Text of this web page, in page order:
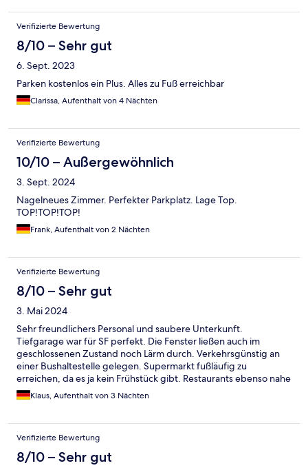
Verifizierte Bewertung
8/10 – Sehr gut
6. Sept. 2023
Parken kostenlos ein Plus. Alles zu Fuß erreichbar
Clarissa, Aufenthalt von 4 Nächten
Verifizierte Bewertung
10/10 – Außergewöhnlich
3. Sept. 2024
Nagelneues Zimmer. Perfekter Parkplatz. Lage Top.
TOP!TOP!TOP!
Frank, Aufenthalt von 2 Nächten
Verifizierte Bewertung
8/10 – Sehr gut
3. Mai 2024
Sehr freundlichers Personal und saubere Unterkunft.
Tiefgarage war für SF perfekt. Die Fenster ließen auch im
geschlossenen Zustand noch Lärm durch. Verkehrsgünstig an
einer Bushaltestelle gelegen. Supermarkt fußläufig zu
erreichen, da es ja kein Frühstück gibt. Restaurants ebenso nahe
gelegen.
Klaus, Aufenthalt von 3 Nächten
Verifizierte Bewertung
8/10 – Sehr gut